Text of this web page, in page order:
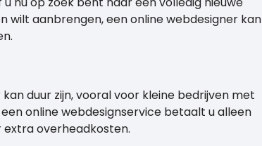
wilt aanbrengen, een online webdesigner kan
duur zijn, vooral voor kleine bedrijven met
online webdesignservice betaalt u alleen
extra overheadkosten.